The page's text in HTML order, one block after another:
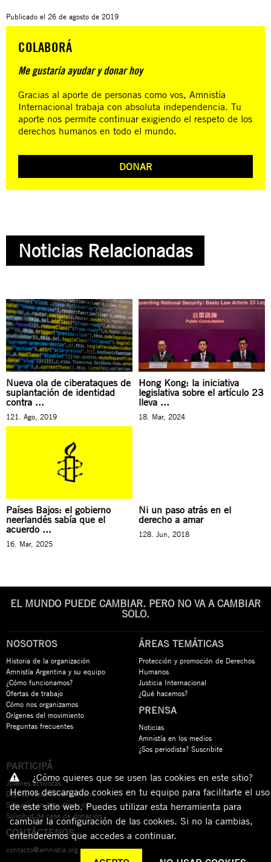
Publicado el 26 de agosto de 2019
COLABORÁ
Me gustaría ayudar y donar hoy
Gracias al aporte de personas como vos, Amnistía
Internacional trabaja con absoluta independencia. Tu
aporte nos permite continuar exigiendo el respeto de los
derechos humanos en todo el mundo.
DONAR
Noticias Relacionadas
Nueva ola de ciberataques de
suplantación de identidad
contra ...
121. Ago, 2019
Hong Kong: la iniciativa
legislativa sobre el artículo 23
lleva ...
18. Mar, 2024
Países Bajos: el gobierno
neerlandés sabía que el
acuerdo ...
16. Mar, 2025
Ni un paso atrás en el
derecho a amar
128. Jun, 2018
EL MUNDO PUEDE CAMBIAR. PERO NO VA A CAMBIAR
SOLO.
NOSOTROS
Historia de la organización
Amnistía Argentina y su equipo
¿Cómo funcionamos?
Ofertas de trabajo
Cómo nos organizamos
Orígenes del movimiento
Preguntas frecuentes
ÁREAS TEMÁTICAS
Protección y promoción de Derechos
Humanos
Justicia Internacional
¿Qué hacemos?
PRENSA
Noticias
Amnistía en los medios
¿Sos periodista? Suscribite
PARTICIPÁ
Jóvenes activistas
Dejá tu testamento solidario
Sumate con una donación
Solicitud de cese de donación
CONTÁCTENOS
contacto@amnistia.org.ar
¿Cómo quieres que se usen las cookies en este sitio?
Hemos descargado cookies en tu equipo para facilitarte el uso
de este sitio web. Puedes utilizar esta herramienta para
cambiar la configuración de las cookies. Si no la cambias,
entenderemos que accedes a continuar.